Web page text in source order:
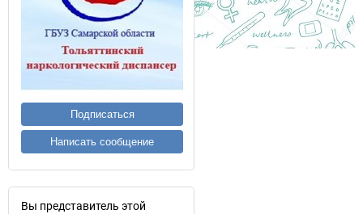
Подписаться
Написать сообщение
Вы представитель этой